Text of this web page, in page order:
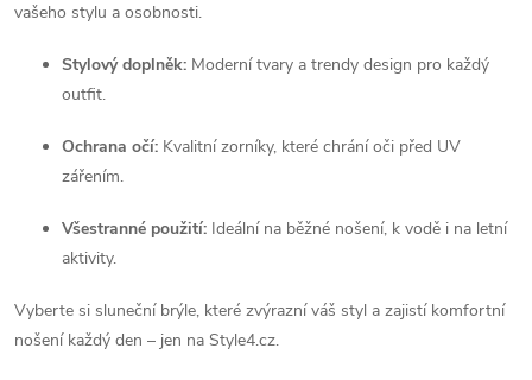
vašeho stylu a osobnosti.
Stylový doplněk: Moderní tvary a trendy design pro každý
outfit.
Ochrana očí: Kvalitní zorníky, které chrání oči před UV
zářením.
Všestranné použití: Ideální na běžné nošení, k vodě i na letní
aktivity.
Vyberte si sluneční brýle, které zvýrazní váš styl a zajistí komfortní
nošení každý den – jen na Style4.cz.